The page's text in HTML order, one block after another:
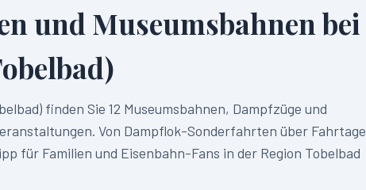
und Museumsbahnen bei
finden Sie 12 Museumsbahnen, Dampfzüge und
Von Dampflok-Sonderfahrten über Fahrtage
für Familien und Eisenbahn-Fans in der Region Tobelbad